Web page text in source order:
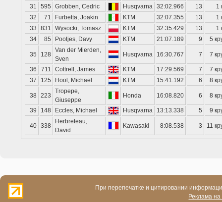
31 595 Grobben, Cedric Husqvarna 32:02.966 13
1
32
71 Furbetta, Joakin KTM 32:07.355 13
1
33
831 Wysocki, Tomasz KTM 32:35.429 13
1
34
85 Pootjes, Davy KTM 21:07.189 9 5
35 128
Van der Mierden,
Sven
Husqvarna 16:30.767 7 7
36 711 Cottrell, James KTM 17:29.569 7
7
37
125 Hool, Michael KTM 15:41.192 6 8
38 223
Tropepe,
Giuseppe
Honda 16:08.820 6 8
39 148 Eccles, Michael Husqvarna 13:13.338 5 9
40 338
Herbreteau,
David
Kawasaki 8:08.538 3 11
При перепечатке и цитировании
Реклама на